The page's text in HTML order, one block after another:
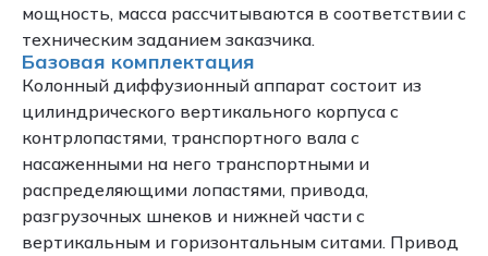
мощность, масса рассчитываются в соответствии с
техническим заданием заказчика.
Базовая комплектация
Колонный диффузионный аппарат состоит из
цилиндрического вертикального корпуса с
контрлопастями, транспортного вала с
насаженными на него транспортными и
распределяющими лопастями, привода,
разгрузочных шнеков и нижней части с
вертикальным и горизонтальным ситами. Привод